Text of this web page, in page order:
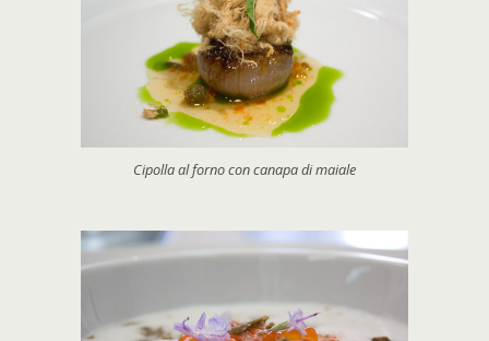
Cipolla al forno con canapa di maiale